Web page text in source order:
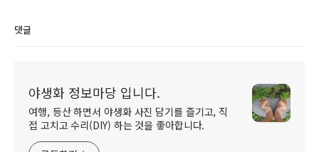
댓글
야생화 정보마당 입니다.
여행, 등산 하면서 야생화 사진 담기를 즐기고, 직
접 고치고 수리(DIY) 하는 것을 좋아합니다.